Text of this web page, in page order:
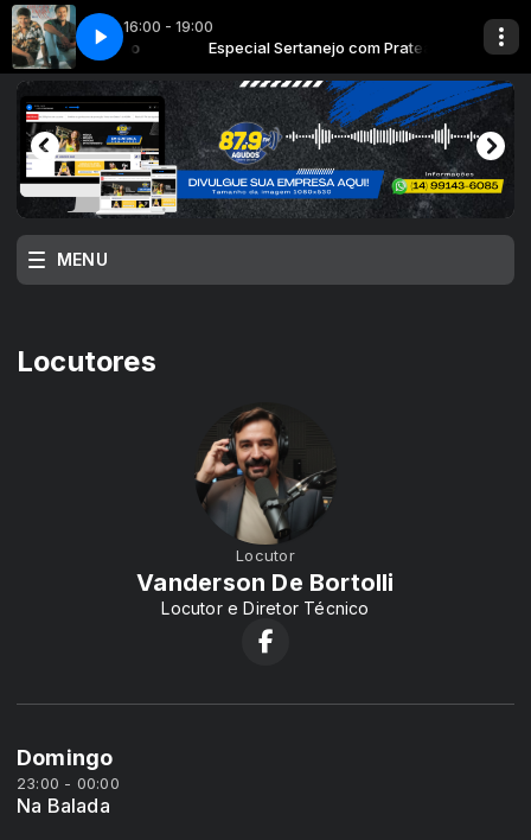
16:00 - 19:00
com Prateado Especial Sertanejo com Prateado
- Chico Rey e Parana Voce Me Enganou - Chico Rey e Parana
MENU
Locutores
Locutor
Vanderson De Bortolli
Locutor e Diretor Técnico
Domingo
23:00 - 00:00
Na Balada